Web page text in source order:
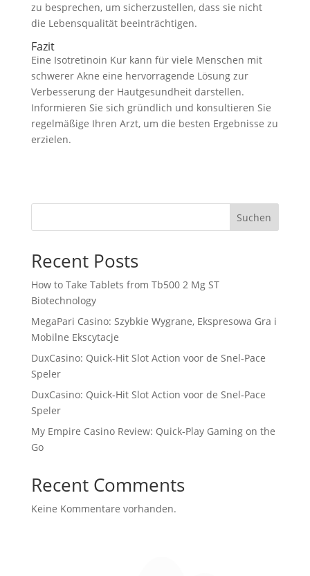
zu besprechen, um sicherzustellen, dass sie nicht
die Lebensqualität beeinträchtigen.
Fazit
Eine Isotretinoin Kur kann für viele Menschen mit
schwerer Akne eine hervorragende Lösung zur
Verbesserung der Hautgesundheit darstellen.
Informieren Sie sich gründlich und konsultieren Sie
regelmäßige Ihren Arzt, um die besten Ergebnisse zu
erzielen.
Suchen
Recent Posts
How to Take Tablets from Tb500 2 Mg ST
Biotechnology
MegaPari Casino: Szybkie Wygrane, Ekspresowa Gra i
Mobilne Ekscytacje
DuxCasino: Quick‑Hit Slot Action voor de Snel‑Pace
Speler
DuxCasino: Quick‑Hit Slot Action voor de Snel‑Pace
Speler
My Empire Casino Review: Quick‑Play Gaming on the
Go
Recent Comments
Keine Kommentare vorhanden.